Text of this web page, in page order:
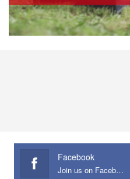
Facebook
Join us on Facebook